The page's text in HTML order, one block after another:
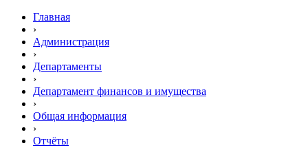
Главная
›
Администрация
›
Департаменты
›
Департамент финансов и имущества
›
Общая информация
›
Отчёты